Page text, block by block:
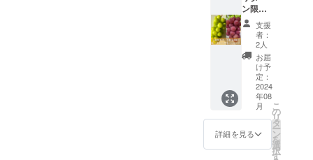
す。冷
蔵保存
される
場合
は、2~3
日目安
をお勧
めいた
しま
す。 ※
農産物
の為、1
あたり
700~80
0g前後
【配送
方法】
通常便
(常温便)
【賞味
期限、
保存方
法】到
着後、
ン限定4
箱︎☆勝
沼産
シャイ
ンマス
カット
とク
イーン
ニーナ
を1房ず
つお届
けいた
しま
す。
支援
者：
2人
お届
け予
定：
2024
年08
月
詳細を見る
こ
の
リ
タ
ー
ン
を
選
択
す